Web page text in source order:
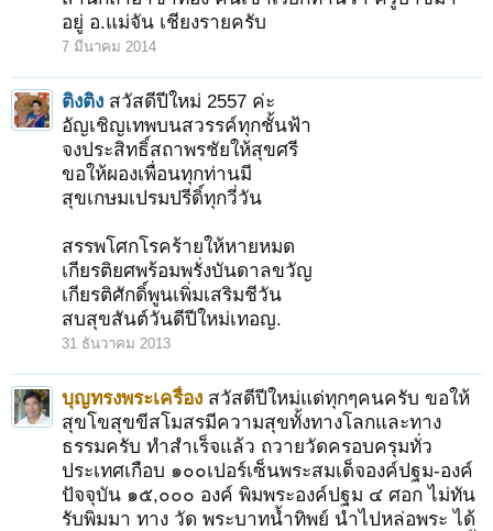
อยู่ อ.แม่จัน เชียงรายครับ
7 มีนาคม 2014
ติงติง สวัสดีปีใหม่ 2557 ค่ะ
อัญเชิญเทพบนสวรรค์ทุกชั้นฟ้า
จงประสิทธิ์สถาพรชัยให้สุขศรี
ขอให้ผองเพื่อนทุกท่านมี
สุขเกษมเปรมปรีดิ์ทุกวี่วัน
สรรพโศกโรคร้ายให้หายหมด
เกียรติยศพร้อมพรั่งบันดาลขวัญ
เกียรติศักดิ์พูนเพิ่มเสริมชีวัน
สบสุขสันต์วันดีปีใหม่เทอญ.
31 ธันวาคม 2013
บุญทรงพระเครื่อง สวัสดีปีใหม่แด่ทุกๆคนครับ ขอให้
สุขโขสุขขีสโมสรมีความสุขทั้งทางโลกและทาง
ธรรมครับ ทำสำเร็จแล้ว ถวายวัดครอบครุมทั่ว
ประเทศเกือบ ๑๐๐เปอร์เซ็นพระสมเด็จองค์ปฐม-องค์
ปัจจุบัน ๑๕,๐๐๐ องค์ พิมพระองค์ปฐม ๔ ศอก ไม่ทัน
รับพิมมา ทาง วัด พระบาทน้ำทิพย์ นำไปหล่อพระ ได้
1 2 → ถัดไป >